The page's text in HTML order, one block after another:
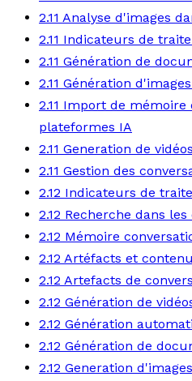
2.11 Analyse d'images
2.11 Indicateurs de
2.11 Génération de
2.11 Génération
2.11 Import de
plateformes IA
2.11 Generation de
2.11 Gestion des
2.12 Indicateurs de
2.12 Recherche dans
2.12 Mémoire
2.12 Artéfacts et
2.12 Artefacts de
2.12 Génération de
2.12 Génération
2.12 Génération de
2.12 Generation